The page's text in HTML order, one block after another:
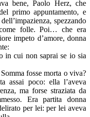
bene, Paolo Herz, che
primo appuntamento, e
spezzando
folle. Poi… che era
impeto d’amore, donna
in cui non saprai se io sia
fosse morta o viva?
assai poco: ella l’aveva
ma forse straziata da
Era partita donna
per lei: per lei aveva